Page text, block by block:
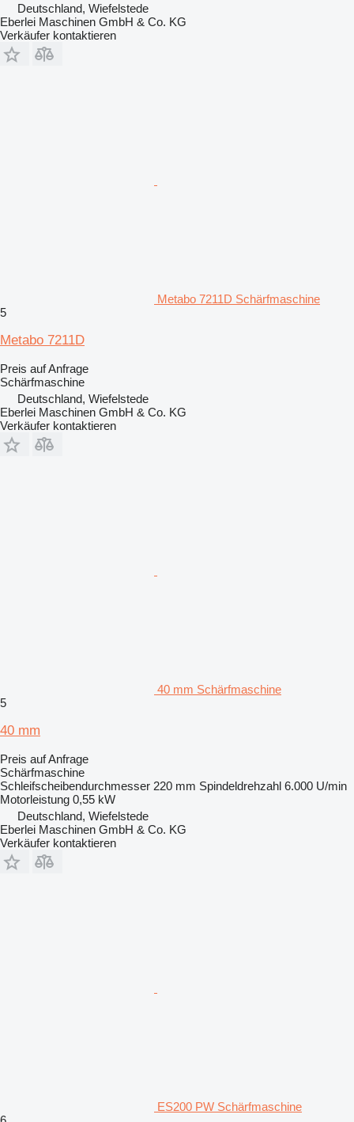
Deutschland, Wiefelstede
Eberlei Maschinen GmbH & Co. KG
Verkäufer kontaktieren
Metabo 7211D Schärfmaschine
5
Metabo 7211D
Preis auf Anfrage
Schärfmaschine
Deutschland, Wiefelstede
Eberlei Maschinen GmbH & Co. KG
Verkäufer kontaktieren
40 mm Schärfmaschine
5
40 mm
Preis auf Anfrage
Schärfmaschine
Schleifscheibendurchmesser 220 mm Spindeldrehzahl 6.000 U/min
Motorleistung 0,55 kW
Deutschland, Wiefelstede
Eberlei Maschinen GmbH & Co. KG
Verkäufer kontaktieren
ES200 PW Schärfmaschine